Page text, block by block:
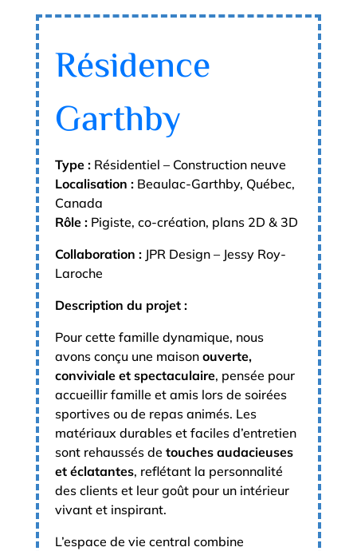
Résidence
Garthby
Type :Résidentiel – Construction neuve
Localisation :Beaulac-Garthby, Québec,
Canada
Rôle :Pigiste, co-création, plans 2D & 3D
Collaboration :JPR Design – Jessy Roy-
Laroche
Description du projet :
Pour cette famille dynamique, nous
avons conçu une maison ouverte,
conviviale et spectaculaire, pensée pour
accueillir famille et amis lors de soirées
sportives ou de repas animés. Les
matériaux durables et faciles d’entretien
sont rehaussés de touches audacieuses
et éclatantes, reflétant la personnalité
des clients et leur goût pour un intérieur
vivant et inspirant.
L’espace de vie central combine